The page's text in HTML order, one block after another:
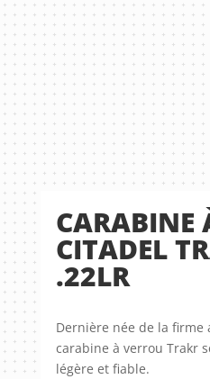
CARABINE
CITADEL
.22LR
Dernière née de la firme
carabine à verrou Trakr
légère et fiable.